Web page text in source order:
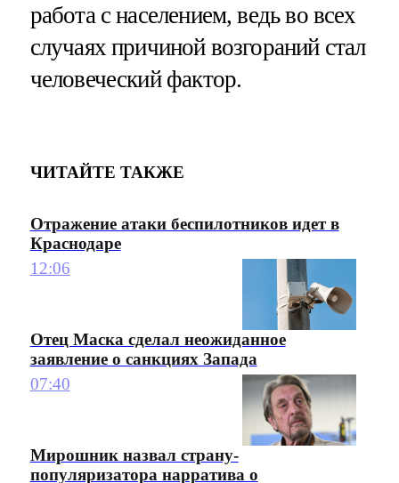
работа с населением, ведь во всех
случаях причиной возгораний стал
человеческий фактор.
ЧИТАЙТЕ ТАКЖЕ
Отражение атаки беспилотников идет в
Краснодаре
12:06
Отец Маска сделал неожиданное
заявление о санкциях Запада
07:40
Мирошник назвал страну-
популяризатора нарратива о